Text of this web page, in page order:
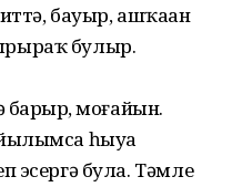
бауыр, ашҡаҙан
булыр.
барҙыр, моғайын.
һыуҙа
эсергә була. Тәмле